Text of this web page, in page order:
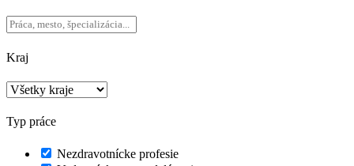
Kraj
Typ práce
Nezdravotnícke profesie